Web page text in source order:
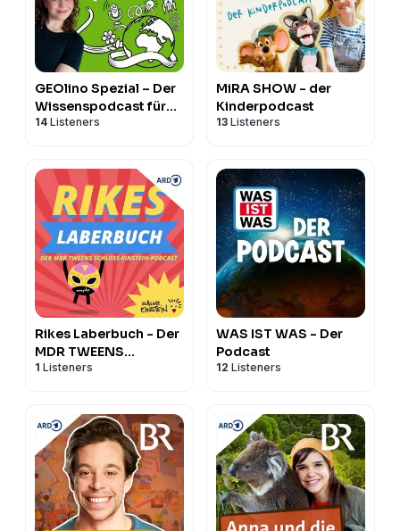
GEOlino Spezial – Der
Wissenspodcast für
junge Entdeckerinnen
14 Listeners
MiRA SHOW - der
Kinderpodcast
13 Listeners
Rikes Laberbuch - Der
MDR TWEENS
Schloss-Einstein-
1 Listeners
WAS IST WAS - Der
Podcast
12 Listeners